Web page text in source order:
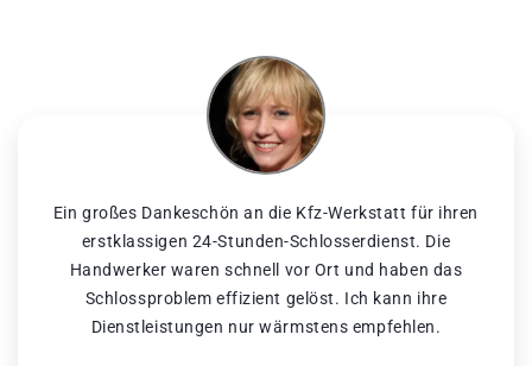
Ein großes Dankeschön an die Kfz-Werkstatt für ihren
erstklassigen 24-Stunden-Schlosserdienst. Die
Handwerker waren schnell vor Ort und haben das
Schlossproblem effizient gelöst. Ich kann ihre
Dienstleistungen nur wärmstens empfehlen.